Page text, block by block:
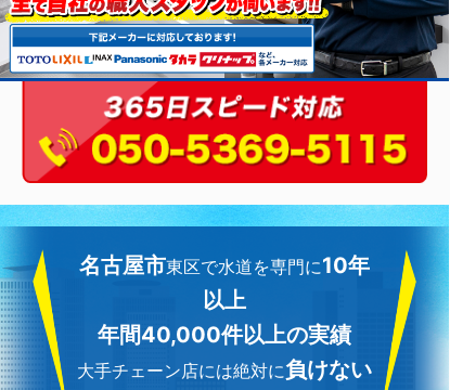
名古屋市東区で水道を専門に10年
以上
年間40,000件以上の実績
大手チェーン店には絶対に負けない